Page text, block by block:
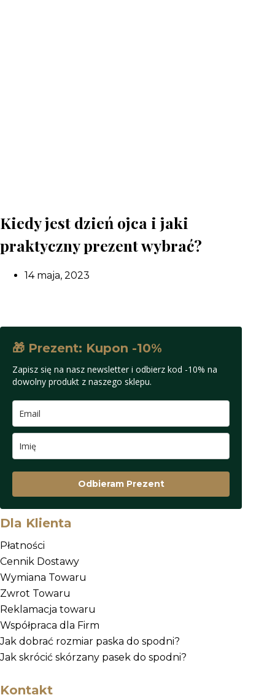
Kiedy jest dzień ojca i jaki
praktyczny prezent wybrać?
14 maja, 2023
🎁 Prezent: Kupon -10%
Zapisz się na nasz newsletter i odbierz kod -10% na
dowolny produkt z naszego sklepu.
Odbieram Prezent
Dla Klienta
Płatności
Cennik Dostawy
Wymiana Towaru
Zwrot Towaru
Reklamacja towaru
Współpraca dla Firm
Jak dobrać rozmiar paska do spodni?
Jak skrócić skórzany pasek do spodni?
Kontakt